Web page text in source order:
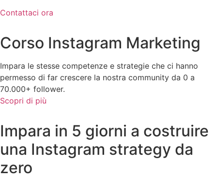
Contattaci ora
Corso Instagram Marketing
Impara le stesse competenze e strategie che ci hanno
permesso di far crescere la nostra community da 0 a
70.000+ follower.
Scopri di più
Impara in 5 giorni a costruire
una Instagram strategy da
zero